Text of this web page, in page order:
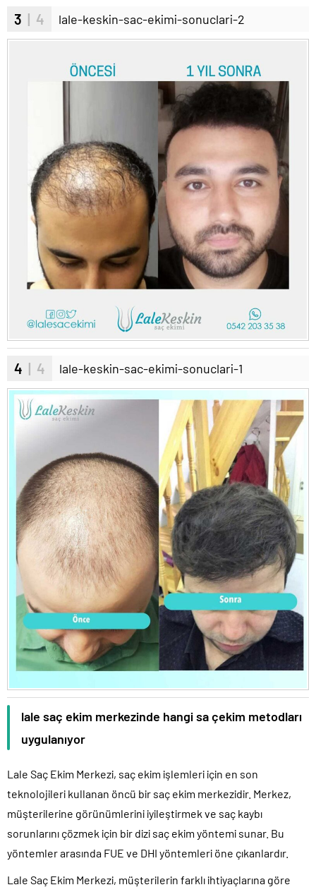
3 | 4 lale-keskin-sac-ekimi-sonuclari-2
4 | 4 lale-keskin-sac-ekimi-sonuclari-1
lale saç ekim merkezinde hangi sa çekim metodları
uygulanıyor
Lale Saç Ekim Merkezi, saç ekim işlemleri için en son
teknolojileri kullanan öncü bir saç ekim merkezidir. Merkez,
müşterilerine görünümlerini iyileştirmek ve saç kaybı
sorunlarını çözmek için bir dizi saç ekim yöntemi sunar. Bu
yöntemler arasında FUE ve DHI yöntemleri öne çıkanlardır.
Lale Saç Ekim Merkezi, müşterilerin farklı ihtiyaçlarına göre